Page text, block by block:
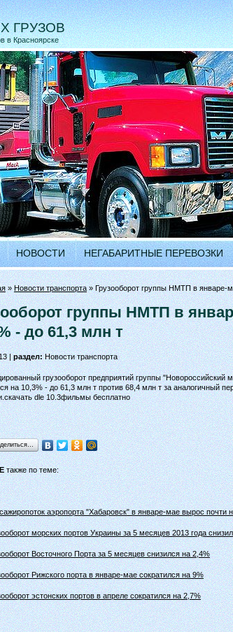
ГРУЗОВ
в Красноярске
НОВОСТИ НЕГАБАРИТНЫЕ ПЕРЕВОЗКИ
»Новости транспорта» Грузооборот группы НМТП в январе-
группы НМТП в
- до 61,3 млн т
|раздел:Новости транспорта
грузооборот предприятий группы
на 10,3% - до 61,3 млн т против 68,4 млн т за аналогичный
dle 10.3фильмы бесплатно
также по теме:
аэропорта "Хабаровск" в январе-мае вырос почти
морских портов Украины за 5 месяцев 2013 года
Восточного Порта за 5 месяцев снизился на 2,4%
Рижского порта в январе-мае сократился на 9%
эстонских портов в апреле сократился на 2,7%